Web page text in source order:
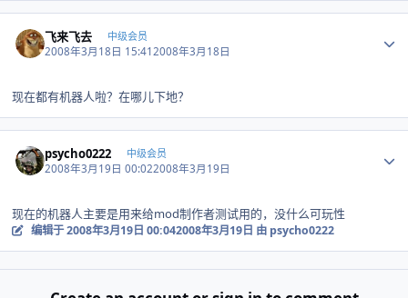
飞来飞去 中级会员
2008年3月18日 15:412008年3月18日
现在都有机器人啦？在哪儿下地？
psycho0222 中级会员
2008年3月19日 00:022008年3月19日
现在的机器人主要是用来给mod制作者测试用的，没什么可玩性
编辑于2008年3月19日 00:042008年3月19日 由 psycho0222